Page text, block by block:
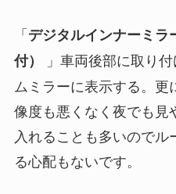
「デジタルインナーミラ
付）
」車両後部に取り
ムミラーに表示する。
像度も悪くなく夜でも見
入れることも多いので
る心配もないです。